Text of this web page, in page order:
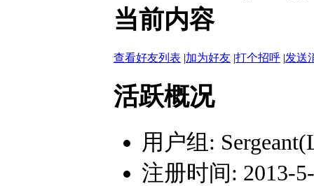
当前内容
查看好友列表 |加为好友 |打个招呼 |发送
活跃概况
用户组:
注册时间: 2013-